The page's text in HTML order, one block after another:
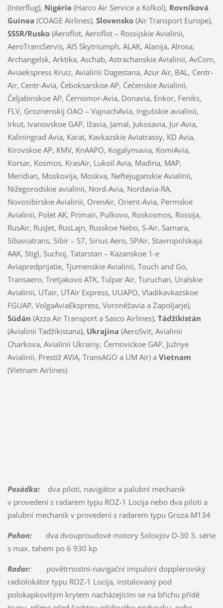
(Interflug), Nigérie(Harco Air Service a Kolkol), Rovníková
Guinea (COAGE Airlines), Slovensko(Air Transport Europe),
SSSR/Rusko(Aeroflot, Aeroflot – Rossijskie Avialinii,
AeroTransServis, AIS Skytriumph, ALAK, Alanija, Alrosa,
Archangelsk, Arktika, Aschab, Astrachanskie Avialinii, AvCom,
Aviaekspress Kruiz, Avialinii Dagestana, Azur Air, BAL, Centr-
Air, Centr-Avia, Čeboksarskoe AP, Čečenskie Avialinii,
Čeljabinskoe AP, Černomor-Avia, Donavia, Enkor, Feniks,
FLV, Groznenskij OAO – VajnachAvia, Ingušskie avialinii,
Irkut, Ivanovskoe GAP, Ižavia, Jamal, Jukosavia, Jur-Avia,
Kaliningrad Avia, Karat, Kavkazskie Aviatrassy, KD Avia,
Kirovskoe AP, KMV, KnAAPO, Kogalymavia, KomiAvia,
Korsar, Kosmos, KrasAir, Lukoil Avia, Madina, MAP,
Meridian, Moskovija, Moskva, Neftejuganskie Avialinii,
Nižegorodskie avialinii, Nord-Avia, Nordavia-RA,
Novosibirskie Avialinii, OrenAir, Orient-Avia, Permskie
Avialinii, Polet AK, Primair, Pulkovo, Roskosmos, Rossija,
RusAir, RusJet, RusLajn, Russkoe Nebo, S-Air, Samara,
Sibaviatrans, Sibir – S7, Sirius Aero, SPAir, Stavropolskaja
AAK, Stigl, Suchoj, Tatarstan – Kazanskoe 1-e
Aviapredprijatie, Tjumenskie Avialinii, Touch and Go,
Transaero, Tretjakovo ATK, Tulpar Air, Turuchan, Uralskie
Avialinii, UTair, UTAir Express, UUAPO, Vladikavkazskoe
FGUAP, VolgaAviaEkspress, Voroněžavia a Zapoljarje),
Súdán (Azza Air Transport a Sasco Airlines), Tádžikistán
(Avialinii Tadžikistana), Ukrajina (AeroSvit, Avialinii
Charkova, Avialinii Ukrainy, Černovickoe GAP, Južnye
Avialinii, Prestiž AVIA, TransAGO a UM Air) a Vietnam
(Vietnam Airlines)
Posádka:dva piloti, navigátor a palubní mechanik
v provedení s radarem typu ROZ-1 Locija nebo dva piloti a
palubní mechanik v provedení s radarem typu Groza-M134
Pohon:dva dvouproudové motory Solovjov D-30 3. série
s max. tahem po 6 930 kp
Radar:povětrnostní-navigační impulsní dopplerovský
radiolokátor typu ROZ-1 Locija, instalovaný pod
polokapkovitým krytem nacházejícím se na břichu přídě